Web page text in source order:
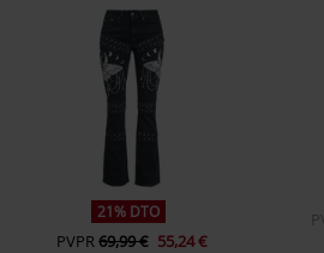
21% DTO
PVPR69,99 € 55,24 €